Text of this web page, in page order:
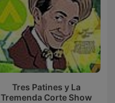
Tres Patines y La
Tremenda Corte Show